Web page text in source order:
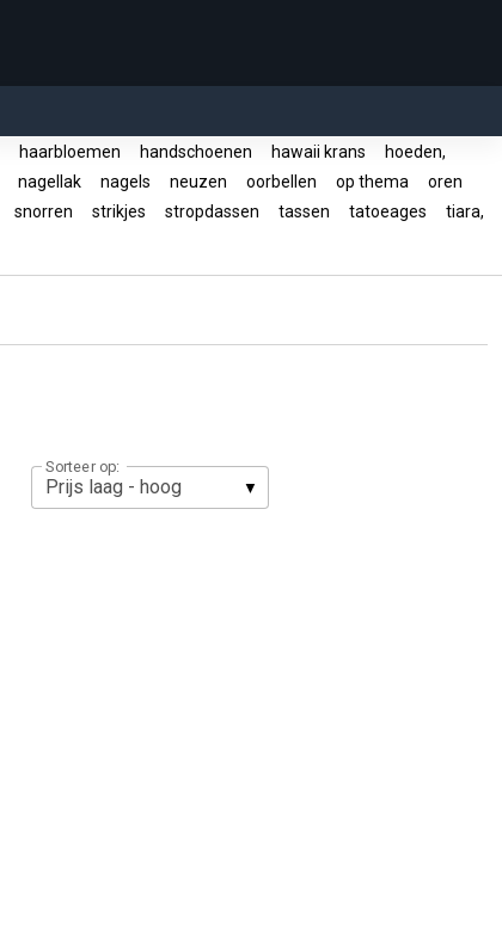
haarbloemen handschoenen hawaii krans
hoeden,
nagellak nagels neuzen oorbellen op thema
oren
snorren strikjes stropdassen tassen tatoeages
tiara,
Sorteer op: